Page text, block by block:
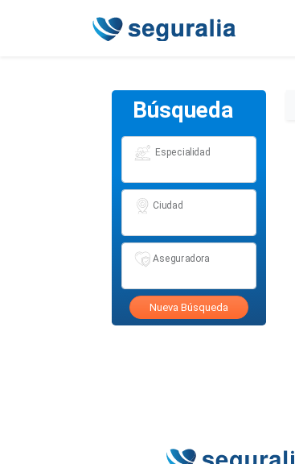
Búsqueda
Especialidad
Ciudad
Aseguradora
Nueva Búsqueda